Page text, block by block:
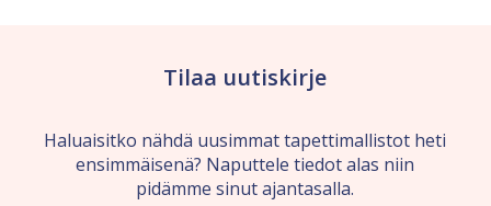
Tilaa uutiskirje
Haluaisitko nähdä uusimmat tapettimallistot heti
ensimmäisenä? Naputtele tiedot alas niin
pidämme sinut ajantasalla.